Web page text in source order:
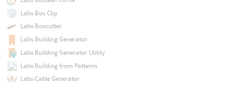
Labs Box Clip
Labs Boxcutter
Labs Building Generator
Labs Building Generator Utility
Labs Building from Patterns
Labs Cable Generator